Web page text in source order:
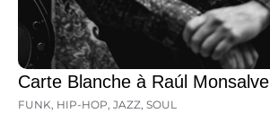
Carte Blanche à Raúl Monsalve
FUNK, HIP-HOP, JAZZ, SOUL